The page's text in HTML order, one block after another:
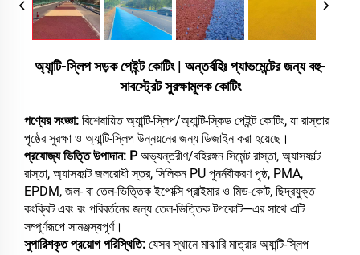
অ্যান্টি-স্লিপ সড়ক পেইন্ট কোটিং | অন্তর্বহিঃ প্যাভমেন্টের জন্য বহু-
সাবস্ট্রেট সুরক্ষামূলক কোটিং
পণ্যের সংজ্ঞা: বিশেষায়িত অ্যান্টি-স্লিপ/অ্যান্টি-স্কিড পেইন্ট কোটিং, যা রাস্তার
পৃষ্ঠের সুরক্ষা ও অ্যান্টি-স্লিপ উন্নয়নের জন্য ডিজাইন করা হয়েছে।
প্রযোজ্য ভিত্তি উপাদান: Pঅভ্যন্তরীণ/বহিরঙ্গন সিমেন্ট রাস্তা, অ্যাসফাল্ট
রাস্তা, অ্যাসফাল্ট জলরোধী স্তর, সিলিকন PU পুনর্নবীকরণ পৃষ্ঠ, PMA,
EPDM, জল- বা তেল-ভিত্তিক ইপোক্সি প্রাইমার ও মিড-কোট, ছিদ্রযুক্ত
কংক্রিট এবং রং পরিবর্তনের জন্য তেল-ভিত্তিক টপকোট—এর সাথে এটি
সম্পূর্ণরূপে সামঞ্জস্যপূর্ণ।
সুপারিশকৃত প্রয়োগ পরিস্থিতি: যেসব স্থানে মাঝারি মাত্রার অ্যান্টি-স্লিপ